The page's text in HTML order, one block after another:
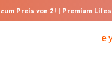
Preis von 2! | Premium